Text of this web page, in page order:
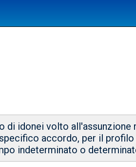
di idonei volto all'assunzione
accordo, per il
indeterminato o